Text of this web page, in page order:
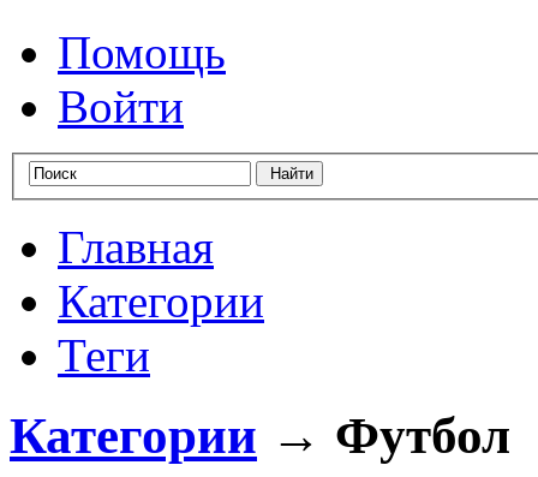
Помощь
Войти
Главная
Категории
Теги
Категории → Футбол